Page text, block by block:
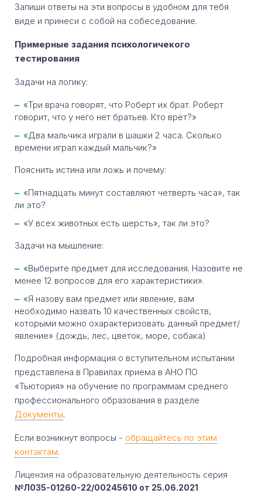
Запиши ответы на эти вопросы в удобном для тебя
виде и принеси с собой на собеседование.
Примерные задания психологичекого
тестирования
Задачи на логику:
«Три врача говорят, что Роберт их брат. Роберт
говорит, что у него нет братьев. Кто врёт?»
«Два мальчика играли в шашки 2 часа. Сколько
времени играл каждый мальчик?»
Пояснить истина или ложь и почему:
«Пятнадцать минут составляют четверть часа», так
ли это?
«У всех животных есть шерсть», так ли это?
Задачи на мышление:
«Выберите предмет для исследования. Назовите не
менее 12 вопросов для его характеристики».
«Я назову вам предмет или явление, вам
необходимо назвать 10 качественных свойств,
которыми можно охарактеризовать данный предмет/
явление» (дождь, лес, цветок, море, собака)
Подробная информация о вступительном испытании
представлена в Правилах приема в АНО ПО
«Тьютория» на обучение по программам среднего
профессионального образования в разделе
Документы.
Если возникнут вопросы - обращайтесь по этим
контактам.
Лицензия на образовательную деятельность серия
№Л035-01260-22/00245610 от 25.06.2021